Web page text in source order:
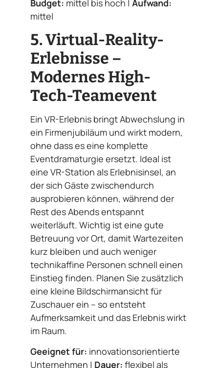
Budget: mittel bis hoch | Aufwand:
mittel
5. Virtual-Reality-
Erlebnisse –
Modernes High-
Tech-Teamevent
Ein VR-Erlebnis bringt Abwechslung in
ein Firmenjubiläum und wirkt modern,
ohne dass es eine komplette
Eventdramaturgie ersetzt. Ideal ist
eine VR-Station als Erlebnisinsel, an
der sich Gäste zwischendurch
ausprobieren können, während der
Rest des Abends entspannt
weiterläuft. Wichtig ist eine gute
Betreuung vor Ort, damit Wartezeiten
kurz bleiben und auch weniger
technikaffine Personen schnell einen
Einstieg finden. Planen Sie zusätzlich
eine kleine Bildschirmansicht für
Zuschauer ein – so entsteht
Aufmerksamkeit und das Erlebnis wirkt
im Raum.
Geeignet für: innovationsorientierte
Unternehmen | Dauer: flexibel als